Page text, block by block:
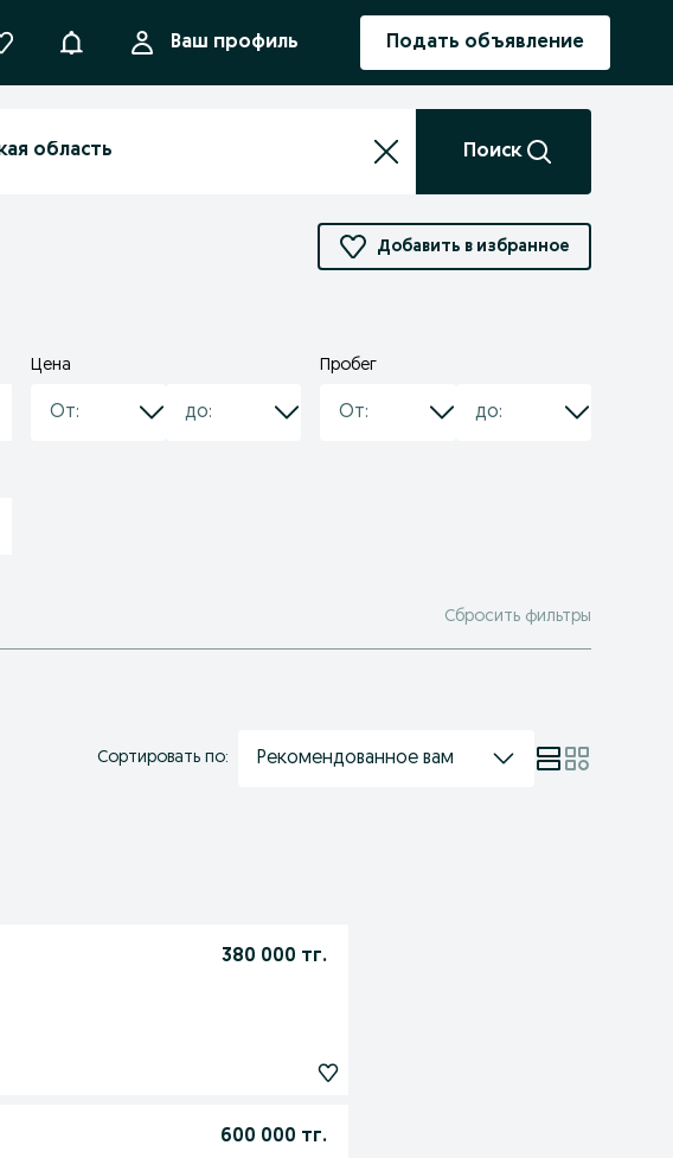
УведомленияВаш профиль Подать объявление
Поиск
Добавить в избранное
Цена Пробег
Сбросить фильтры
Сортировать по: Рекомендованное вам
380 000 тг.
600 000 тг.